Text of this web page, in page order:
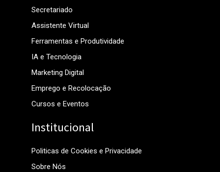
Secretariado
Assistente Virtual
Ferramentas e Produtividade
IA e Tecnologia
Marketing Digital
Emprego e Recolocação
Cursos e Eventos
Institucional
Politicas de Cookies e Privacidade
Sobre Nós